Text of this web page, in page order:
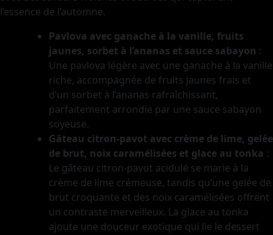
l’essence de l’automne.
Pavlova avec ganache à la vanille, fruits
jaunes, sorbet à l’ananas et sauce sabayon :
Une pavlova légère avec une ganache à la vanille
riche, accompagnée de fruits jaunes frais et
d’un sorbet à l’ananas rafraîchissant,
parfaitement arrondie par une sauce sabayon
soyeuse.
Gâteau citron-pavot avec crème de lime, gelée
de brut, noix caramélisées et glace au tonka :
Le gâteau citron-pavot acidulé se marie à la
crème de lime crémeuse, tandis qu’une gelée de
brut croquante et des noix caramélisées offrent
un contraste merveilleux. La glace au tonka
ajoute une douceur exotique qui lie le dessert